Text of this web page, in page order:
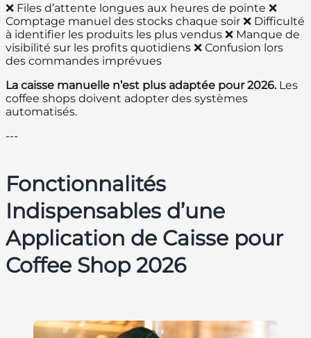
❌ Files d’attente longues aux heures de pointe ❌
Comptage manuel des stocks chaque soir ❌ Difficulté
à identifier les produits les plus vendus ❌ Manque de
visibilité sur les profits quotidiens ❌ Confusion lors
des commandes imprévues
La caisse manuelle n’est plus adaptée pour 2026.Les
coffee shops doivent adopter des systèmes
automatisés.
---
Fonctionnalités
Indispensables d’une
Application de Caisse pour
Coffee Shop 2026